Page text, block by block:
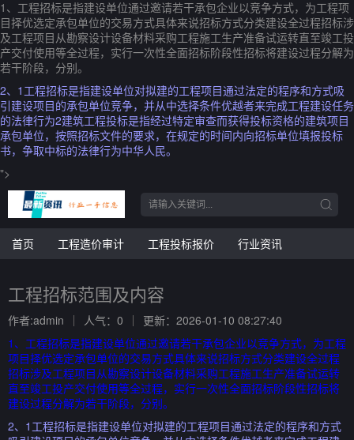
1、工程招标是指建设单位通过邀请若干承包企业以竞争方式，为工程项
目择优选定承包单位的交易方式具体来说招标方式分类建设全过程招标涉
及工程项目从勘察设计设备材料采购工程施工生产准备试运转直至竣工投
产交付使用等全过程，实行一次性全面招标阶段性招标将建设过程分解为
若干阶段，分别。
2、1工程招标是指建设单位对拟建的工程项目通过法定的程序和方式吸
引建设项目的承包单位竞争，并从中选择条件优越者来完成工程建设任务
的法律行为2建筑工程投标是指经过特定审查而获得投标资格的建筑项目
承包单位，按照招标文件的要求，在规定的时间内向招标单位填报投标
书，争取中标的法律行为中华人民。
">
首页 工程造价审计 工程投标报价 行业资讯
工程招标范围及内容
作者:admin 人气：0
更新：2026-01-10 08:27:40
1、工程招标是指建设单位通过邀请若干承包企业以竞争方式，为工程
项目择优选定承包单位的交易方式具体来说招标方式分类建设全过程
招标涉及工程项目从勘察设计设备材料采购工程施工生产准备试运转
直至竣工投产交付使用等全过程，实行一次性全面招标阶段性招标将
建设过程分解为若干阶段，分别。
2、1工程招标是指建设单位对拟建的工程项目通过法定的程序和方式